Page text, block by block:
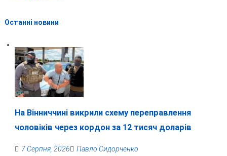
Останні новини
На Вінниччині викрили схему переправлення
чоловіків через кордон за 12 тисяч доларів
7 Серпня, 2026 Павло Сидорченко